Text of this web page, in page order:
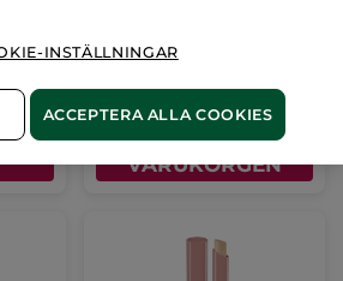
-50% vid köp av 2
LÄGG I
VARUKORGEN
INSTÄLLNINGAR
ACCEPTERA ALLA COOKIES